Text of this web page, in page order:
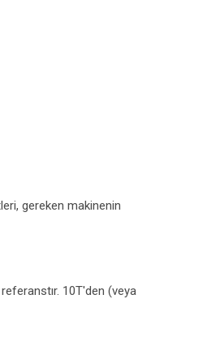
gereken makinenin
10T'den (veya